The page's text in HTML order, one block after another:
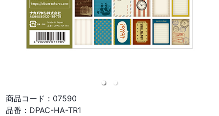
商品コード： 07590
品番： DPAC-HA-TR1